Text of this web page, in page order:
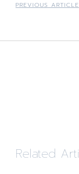
PREVIOUS ARTICLE
Related